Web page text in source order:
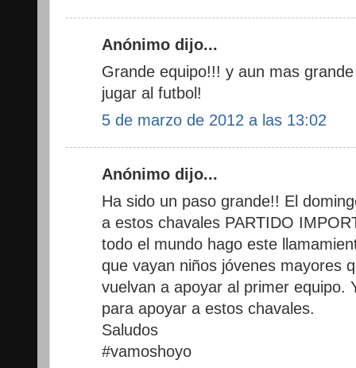
Anónimo dijo...
Grande equipo!!! y aun mas
jugar al futbol!
5 de marzo de 2012 a las 13:02
Anónimo dijo...
Ha sido un paso grande!! El
a estos chavales PARTIDO
todo el mundo hago este
que vayan niños jóvenes mayores
vuelvan a apoyar al primer equipo.
para apoyar a estos chavales.
Saludos
#vamoshoyo